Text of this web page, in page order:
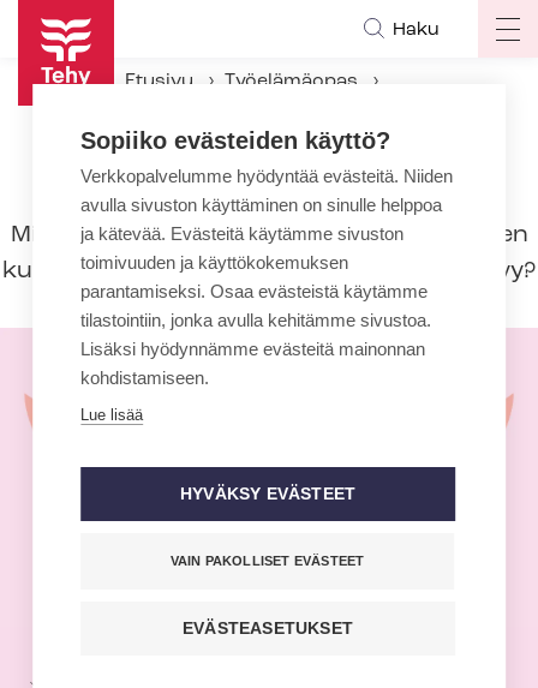
Hyppää
pääsisältöön
Haku
Etusivu
Työelämäopas
Työsuhteen aikana
Miten palkka muodostuu, miten työvuorojen
kuuluu mennä ja minkä verran lomaa kertyy?
Sopiiko evästeiden käyttö?
Verkkopalvelumme hyödyntää evästeitä. Niiden
avulla sivuston käyttäminen on sinulle helppoa
ja kätevää. Evästeitä käytämme sivuston
toimivuuden ja käyttökokemuksen
parantamiseksi. Osaa evästeistä käytämme
tilastointiin, jonka avulla kehitämme sivustoa.
Lisäksi hyödynnämme evästeitä mainonnan
kohdistamiseen.
Lue lisää
HYVÄKSY EVÄSTEET
VAIN PAKOLLISET EVÄSTEET
EVÄSTEASETUKSET